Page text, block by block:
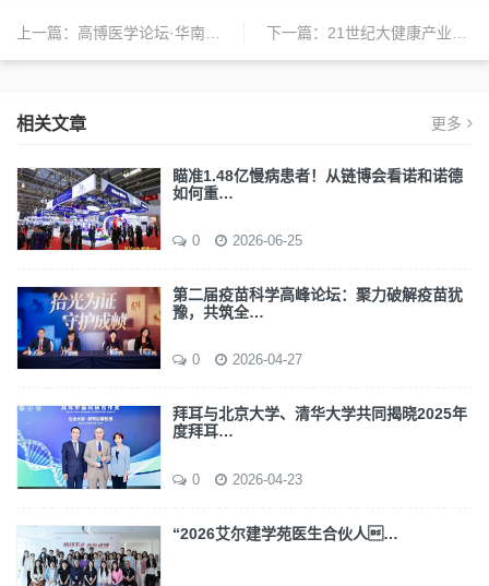
上一篇： 高博医学论坛·华南造血干细胞移植论坛举办 下一篇： 21世纪大健康产业竞争力研究”阳光”荣誉榜正式发布
相关文章 更多
瞄准1.48亿慢病患者！从链博会看诺和诺德
如何重…
0 2026-06-25
第二届疫苗科学高峰论坛：聚力破解疫苗犹
豫，共筑全…
0 2026-04-27
拜耳与北京大学、清华大学共同揭晓2025年
度拜耳…
0 2026-04-23
“2026艾尔建学苑医生合伙人…